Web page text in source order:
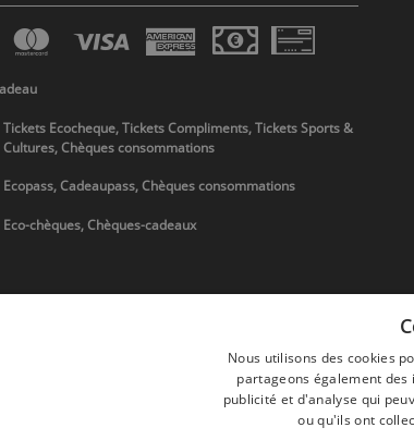
Tickets Ecocheque, Tickets Compliments, Tickets Sports &
Cultures, Chèques consommations
Ecopass, Cadeaupass, Chèques consommations
Eco-chèques, Chèques-cadeaux
Belgique/France/Pays-Bas et partout en Europe sur devis
Nous utilisons des cookies
partageons également
publicité et d'analyse qui
ou qu'ils ont